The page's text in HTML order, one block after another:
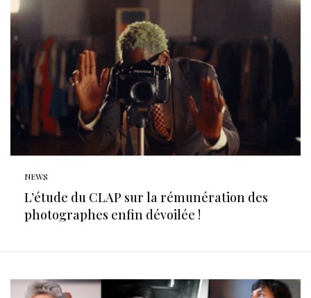
NEWS
L’étude du CLAP sur la rémunération des
photographes enfin dévoilée !